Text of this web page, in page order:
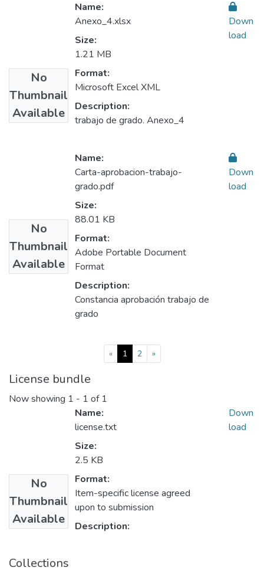
No
Thumbnail
Available
Name:
Anexo_4.xlsx
Size:
1.21 MB
Format:
Microsoft Excel XML
Description:
trabajo de grado. Anexo_4
Down
load
No
Thumbnail
Available
Name:
Carta-aprobacion-trabajo-
grado.pdf
Size:
88.01 KB
Format:
Adobe Portable Document
Format
Description:
Constancia aprobación trabajo de
grado
Down
load
« 1(current)
2 »
License bundle
Now showing 1 - 1 of 1
No
Thumbnail
Available
Name:
license.txt
Size:
2.5 KB
Format:
Item-specific license agreed
upon to submission
Description:
Down
load
Collections